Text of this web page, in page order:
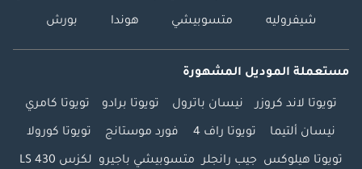
شيفروليه متسوبيشي هوندا بورش
مستعملة الموديل المشهورة
تويوتا لاند كروزر نيسان باترول تويوتا برادو تويوتا كامري
نيسان ألتيما تويوتا راف 4 فورد موستانج تويوتا كورولا
تويوتا هيلوكس جيب رانجلر متسوبيشي باجيرو لكزس LS 430